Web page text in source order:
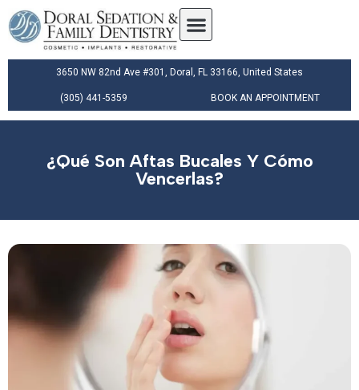
3650 NW 82nd Ave #301, Doral, FL 33166, United States
(305) 441-5359 BOOK AN APPOINTMENT
¿Qué Son Aftas Bucales Y Cómo
Vencerlas?